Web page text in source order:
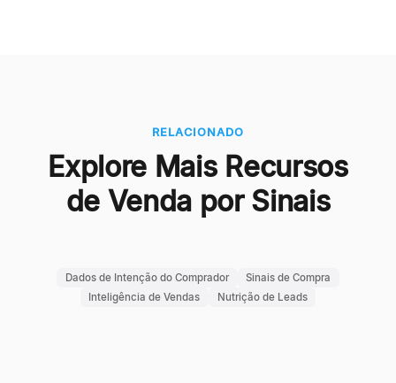
RELACIONADO
Explore Mais Recursos
de Venda por Sinais
Dados de Intenção do Comprador
Sinais de Compra
Inteligência de Vendas
Nutrição de Leads